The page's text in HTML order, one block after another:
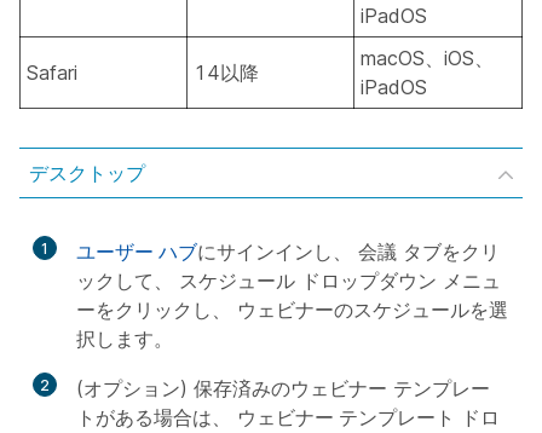
iPadOS
Safari 14以降
macOS、iOS、
iPadOS
デスクトップ
1 ユーザー ハブにサインインし、 会議 タブをクリ
ックして、 スケジュール ドロップダウン メニュ
ーをクリックし、 ウェビナーのスケジュールを選
択します。
2
(オプション) 保存済みのウェビナー テンプレー
トがある場合は、 ウェビナー テンプレート
ドロ